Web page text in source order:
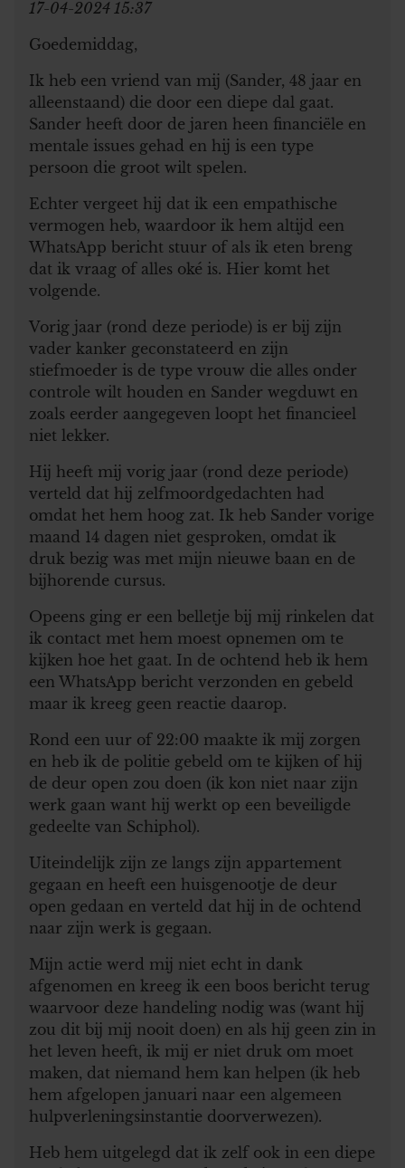
17-04-2024 15:37
Goedemiddag,
Ik heb een vriend van mij (Sander, 48 jaar en
alleenstaand) die door een diepe dal gaat.
Sander heeft door de jaren heen financiële en
mentale issues gehad en hij is een type
persoon die groot wilt spelen.
Echter vergeet hij dat ik een empathische
vermogen heb, waardoor ik hem altijd een
WhatsApp bericht stuur of als ik eten breng
dat ik vraag of alles oké is. Hier komt het
volgende.
Vorig jaar (rond deze periode) is er bij zijn
vader kanker geconstateerd en zijn
stiefmoeder is de type vrouw die alles onder
controle wilt houden en Sander wegduwt en
zoals eerder aangegeven loopt het financieel
niet lekker.
Hij heeft mij vorig jaar (rond deze periode)
verteld dat hij zelfmoordgedachten had
omdat het hem hoog zat. Ik heb Sander vorige
maand 14 dagen niet gesproken, omdat ik
druk bezig was met mijn nieuwe baan en de
bijhorende cursus.
Opeens ging er een belletje bij mij rinkelen dat
ik contact met hem moest opnemen om te
kijken hoe het gaat. In de ochtend heb ik hem
een WhatsApp bericht verzonden en gebeld
maar ik kreeg geen reactie daarop.
Rond een uur of 22:00 maakte ik mij zorgen
en heb ik de politie gebeld om te kijken of hij
de deur open zou doen (ik kon niet naar zijn
werk gaan want hij werkt op een beveiligde
gedeelte van Schiphol).
Uiteindelijk zijn ze langs zijn appartement
gegaan en heeft een huisgenootje de deur
open gedaan en verteld dat hij in de ochtend
naar zijn werk is gegaan.
Mijn actie werd mij niet echt in dank
afgenomen en kreeg ik een boos bericht terug
waarvoor deze handeling nodig was (want hij
zou dit bij mij nooit doen) en als hij geen zin in
het leven heeft, ik mij er niet druk om moet
maken, dat niemand hem kan helpen (ik heb
hem afgelopen januari naar een algemeen
hulpverleningsinstantie doorverwezen).
Heb hem uitgelegd dat ik zelf ook in een diepe